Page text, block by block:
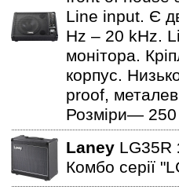
Line input. Є
Hz – 20 kHz.
монітора.
корпус.
proof,
Розміри—
Laney LG35R
Комбо серії